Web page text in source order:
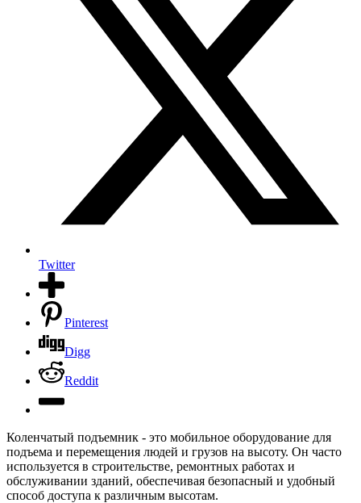
Twitter
Pinterest
Digg
Reddit
Коленчатый подъемник - это мобильное оборудование для
подъема и перемещения людей и грузов на высоту. Он часто
используется в строительстве, ремонтных работах и
обслуживании зданий, обеспечивая безопасный и удобный
способ доступа к различным высотам.